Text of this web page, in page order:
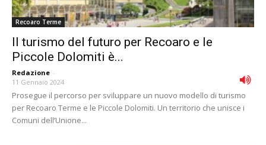
Recoaro Terme
Il turismo del futuro per Recoaro e le
Piccole Dolomiti è...
Redazione -
11 Gennaio 2024
Prosegue il percorso per sviluppare un nuovo modello di turismo
per Recoaro Terme e le Piccole Dolomiti. Un territorio che unisce i
Comuni dell’Unione...